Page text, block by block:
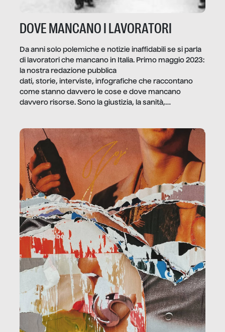
DOVE MANCANO I LAVORATORI
Da anni solo polemiche e notizie inaffidabili se si parla
di lavoratori che mancano in Italia. Primo maggio 2023:
la nostra redazione pubblica
dati, storie, interviste, infografiche che raccontano
come stanno davvero le cose e dove mancano
davvero risorse. Sono la giustizia, la sanità,